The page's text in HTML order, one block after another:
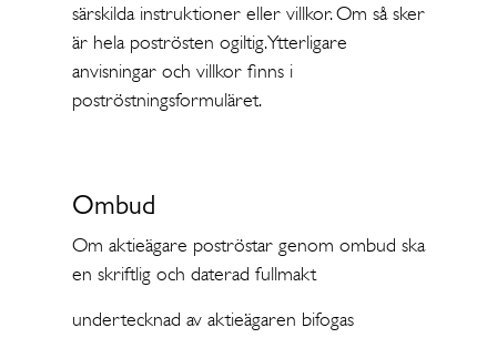
särskilda instruktioner eller villkor. Om så sker
är hela poströsten ogiltig. Ytterligare
anvisningar och villkor finns i
poströstningsformuläret.
Ombud
Om aktieägare poströstar genom ombud ska
en skriftlig och daterad fullmakt
undertecknad av aktieägaren bifogas